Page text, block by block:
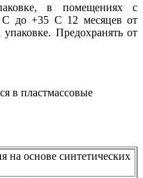
в помещениях с
С до +35 С 12 месяцев от
Предохранять от
в пластмассовые
на основе синтетических